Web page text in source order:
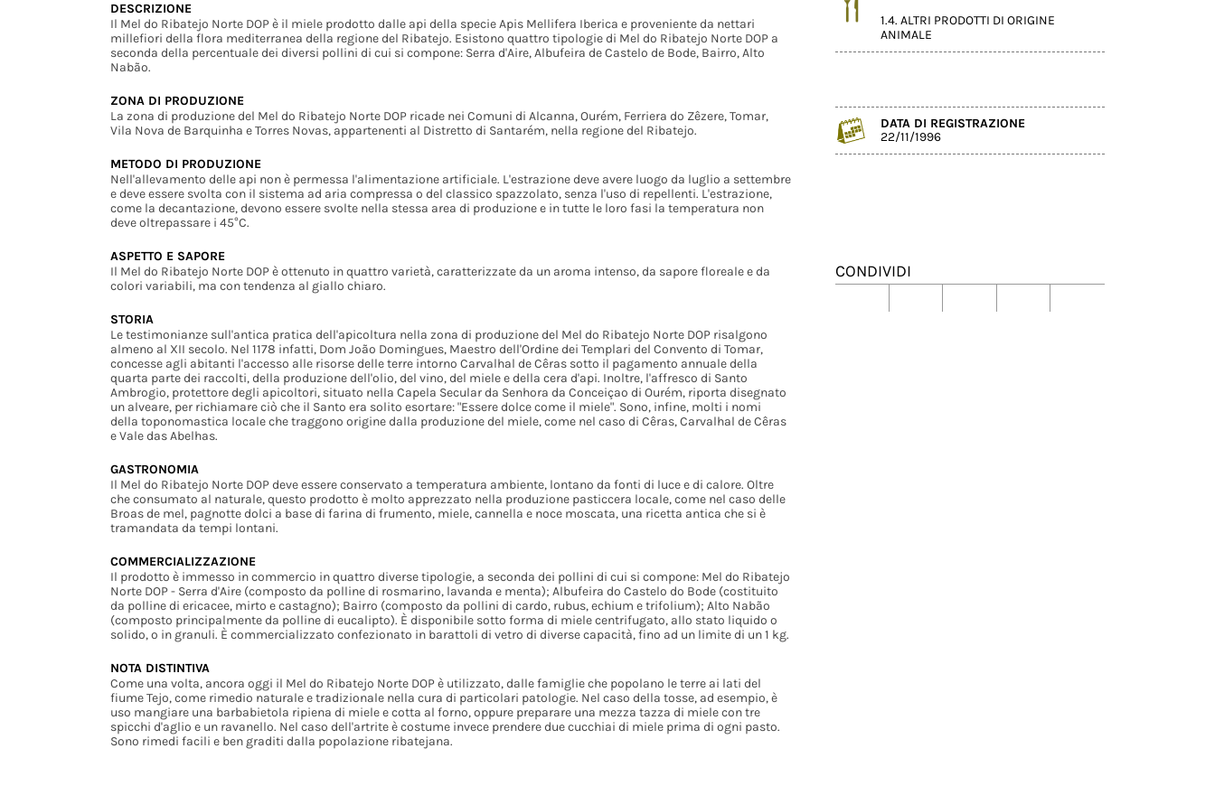
DESCRIZIONE
Il Mel do Ribatejo Norte DOP è il miele prodotto dalle api della specie Apis Mellifera Iberica e proveniente da nettari
millefiori della flora mediterranea della regione del Ribatejo. Esistono quattro tipologie di Mel do Ribatejo Norte DOP a
seconda della percentuale dei diversi pollini di cui si compone: Serra d'Aire, Albufeira de Castelo de Bode, Bairro, Alto
Nabão.
ZONA DI PRODUZIONE
La zona di produzione del Mel do Ribatejo Norte DOP ricade nei Comuni di Alcanna, Ourém, Ferriera do Zêzere, Tomar,
Vila Nova de Barquinha e Torres Novas, appartenenti al Distretto di Santarém, nella regione del Ribatejo.
METODO DI PRODUZIONE
Nell'allevamento delle api non è permessa l'alimentazione artificiale. L'estrazione deve avere luogo da luglio a settembre
e deve essere svolta con il sistema ad aria compressa o del classico spazzolato, senza l'uso di repellenti. L'estrazione,
come la decantazione, devono essere svolte nella stessa area di produzione e in tutte le loro fasi la temperatura non
deve oltrepassare i 45°C.
ASPETTO E SAPORE
Il Mel do Ribatejo Norte DOP è ottenuto in quattro varietà, caratterizzate da un aroma intenso, da sapore floreale e da
colori variabili, ma con tendenza al giallo chiaro.
STORIA
Le testimonianze sull'antica pratica dell'apicoltura nella zona di produzione del Mel do Ribatejo Norte DOP risalgono
almeno al XII secolo. Nel 1178 infatti, Dom João Domingues, Maestro dell'Ordine dei Templari del Convento di Tomar,
concesse agli abitanti l'accesso alle risorse delle terre intorno Carvalhal de Cêras sotto il pagamento annuale della
quarta parte dei raccolti, della produzione dell'olio, del vino, del miele e della cera d'api. Inoltre, l'affresco di Santo
Ambrogio, protettore degli apicoltori, situato nella Capela Secular da Senhora da Conceiçao di Ourém, riporta disegnato
un alveare, per richiamare ciò che il Santo era solito esortare: "Essere dolce come il miele". Sono, infine, molti i nomi
della toponomastica locale che traggono origine dalla produzione del miele, come nel caso di Cêras, Carvalhal de Cêras
e Vale das Abelhas.
GASTRONOMIA
Il Mel do Ribatejo Norte DOP deve essere conservato a temperatura ambiente, lontano da fonti di luce e di calore. Oltre
che consumato al naturale, questo prodotto è molto apprezzato nella produzione pasticcera locale, come nel caso delle
Broas de mel, pagnotte dolci a base di farina di frumento, miele, cannella e noce moscata, una ricetta antica che si è
tramandata da tempi lontani.
COMMERCIALIZZAZIONE
Il prodotto è immesso in commercio in quattro diverse tipologie, a seconda dei pollini di cui si compone: Mel do Ribatejo
Norte DOP - Serra d'Aire (composto da polline di rosmarino, lavanda e menta); Albufeira do Castelo do Bode (costituito
da polline di ericacee, mirto e castagno); Bairro (composto da pollini di cardo, rubus, echium e trifolium); Alto Nabão
(composto principalmente da polline di eucalipto). È disponibile sotto forma di miele centrifugato, allo stato liquido o
solido, o in granuli. È commercializzato confezionato in barattoli di vetro di diverse capacità, fino ad un limite di un 1 kg.
NOTA DISTINTIVA
Come una volta, ancora oggi il Mel do Ribatejo Norte DOP è utilizzato, dalle famiglie che popolano le terre ai lati del
fiume Tejo, come rimedio naturale e tradizionale nella cura di particolari patologie. Nel caso della tosse, ad esempio, è
uso mangiare una barbabietola ripiena di miele e cotta al forno, oppure preparare una mezza tazza di miele con tre
spicchi d'aglio e un ravanello. Nel caso dell'artrite è costume invece prendere due cucchiai di miele prima di ogni pasto.
Sono rimedi facili e ben graditi dalla popolazione ribatejana.
1.4. ALTRI PRODOTTI DI ORIGINE
ANIMALE
DATA DI REGISTRAZIONE
22/11/1996
CONDIVIDI